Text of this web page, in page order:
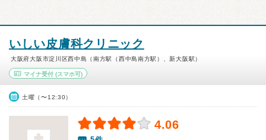
いしい皮膚科クリニック
大阪府大阪市淀川区西中島（南方駅（西中島南方駅）、新大阪駅）
マイナ受付 (スマホ可)
土曜（〜12:30）
4.06